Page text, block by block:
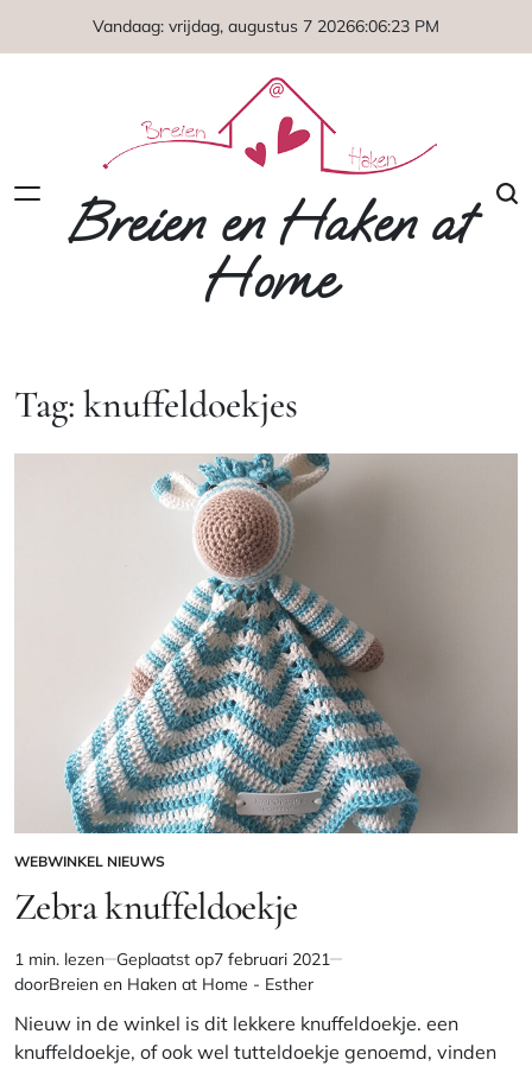
Vandaag: vrijdag, augustus 7 20266:06:23 PM
Breien en Haken at
Home
Tag: knuffeldoekjes
GEPLAATST
IN
WEBWINKEL NIEUWS
Zebra knuffeldoekje
Geschatte
leestijd
1 min. lezen Geplaatst op7 februari 2021
doorBreien en Haken at Home - Esther
Nieuw in de winkel is dit lekkere knuffeldoekje. een
knuffeldoekje, of ook wel tutteldoekje genoemd, vinden